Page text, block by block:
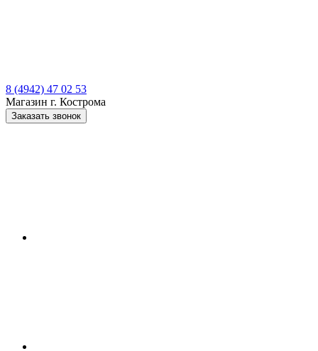
8 (4942) 47 02 53
Магазин г. Кострома
Заказать звонок